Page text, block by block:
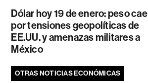
Dólar hoy 19 de enero: peso cae
por tensiones geopolíticas de
EE.UU. y amenazas militares a
México
OTRAS NOTICIAS ECONÓMICAS